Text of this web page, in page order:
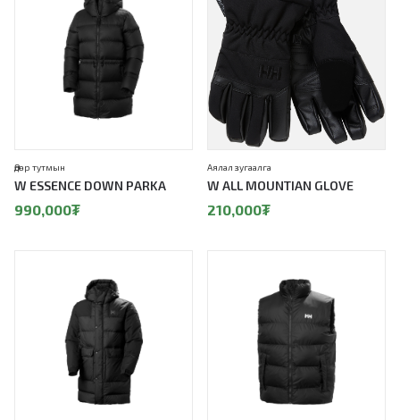
W ESSENCE DOWN PARKA
Өдөр тутмын
990,000₮
W ALL MOUNTIAN GLOVE
Аялал зугаалга
210,000₮